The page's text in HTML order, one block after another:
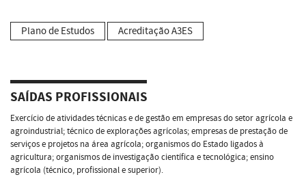
Plano de Estudos Acreditação A3ES
SAÍDAS PROFISSIONAIS
Exercício de atividades técnicas e de gestão em empresas do setor agrícola e
agroindustrial; técnico de explorações agrícolas; empresas de prestação de
serviços e projetos na área agrícola; organismos do Estado ligados à
agricultura; organismos de investigação científica e tecnológica; ensino
agrícola (técnico, profissional e superior).